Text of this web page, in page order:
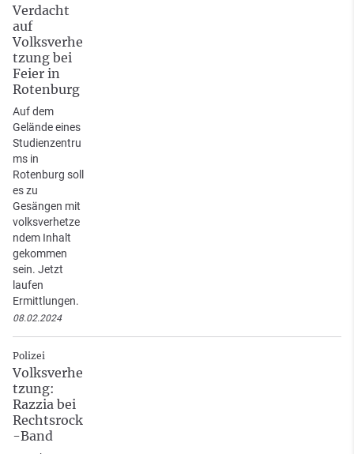
Verdacht
auf
Volksverhe
tzung bei
Feier in
Rotenburg
Auf dem
Gelände eines
Studienzentru
ms in
Rotenburg soll
es zu
Gesängen mit
volksverhetze
ndem Inhalt
gekommen
sein. Jetzt
laufen
Ermittlungen.
08.02.2024
Polizei
Volksverhe
tzung:
Razzia bei
Rechtsrock
-Band